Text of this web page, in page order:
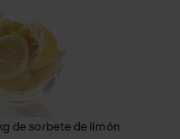
de sorbete de limón